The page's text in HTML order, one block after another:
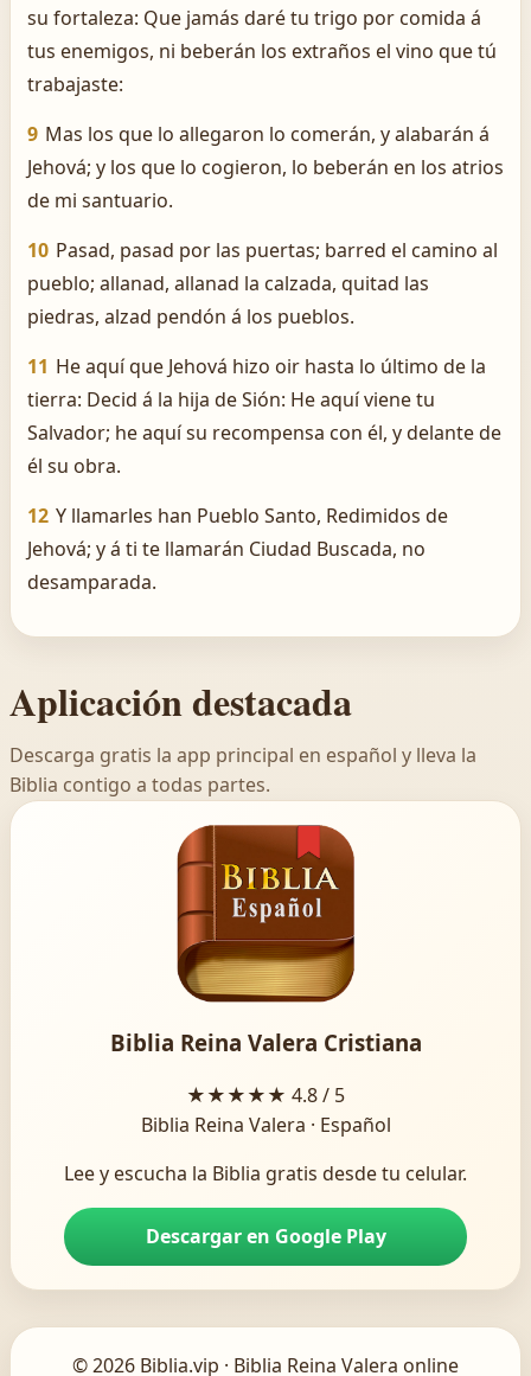
su fortaleza: Que jamás daré tu trigo por comida á
tus enemigos, ni beberán los extraños el vino que tú
trabajaste:
9 Mas los que lo allegaron lo comerán, y alabarán á
Jehová; y los que lo cogieron, lo beberán en los atrios
de mi santuario.
10 Pasad, pasad por las puertas; barred el camino al
pueblo; allanad, allanad la calzada, quitad las
piedras, alzad pendón á los pueblos.
11 He aquí que Jehová hizo oir hasta lo último de la
tierra: Decid á la hija de Sión: He aquí viene tu
Salvador; he aquí su recompensa con él, y delante de
él su obra.
12 Y llamarles han Pueblo Santo, Redimidos de
Jehová; y á ti te llamarán Ciudad Buscada, no
desamparada.
Aplicación destacada
Descarga gratis la app principal en español y lleva la
Biblia contigo a todas partes.
Biblia Reina Valera Cristiana
★★★★★ 4.8 / 5
Biblia Reina Valera · Español
Lee y escucha la Biblia gratis desde tu celular.
Descargar en Google Play
© 2026 Biblia.vip · Biblia Reina Valera online